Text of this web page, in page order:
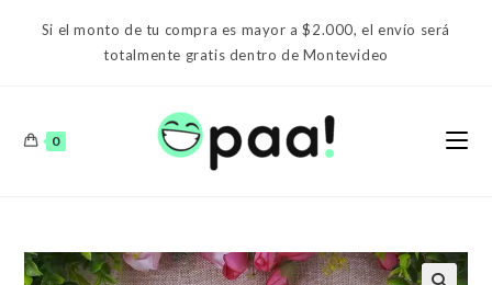
Si el monto de tu compra es mayor a $2.000, el envío será
totalmente gratis dentro de Montevideo
0